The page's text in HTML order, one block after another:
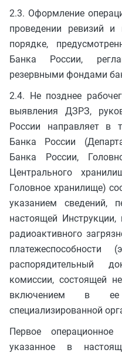
2.3. Оформление
проведении ревизий и
порядке,
Банка России,
резервными фондами
2.4. Не позднее
выявления ДЗРЗ,
России направляет в
Банка России
Банка России,
Центрального
Головное хранилище)
указанием сведений,
настоящей
радиоактивного
платежеспособности
распорядительный
комиссии, состоящей
включением в ее
специализированной
Первое
указанное в